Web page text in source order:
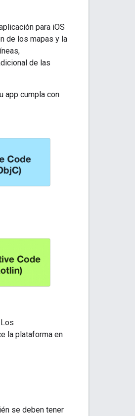
para iOS
de los mapas y la
de las
app cumpla con
la plataforma en
se deben tener